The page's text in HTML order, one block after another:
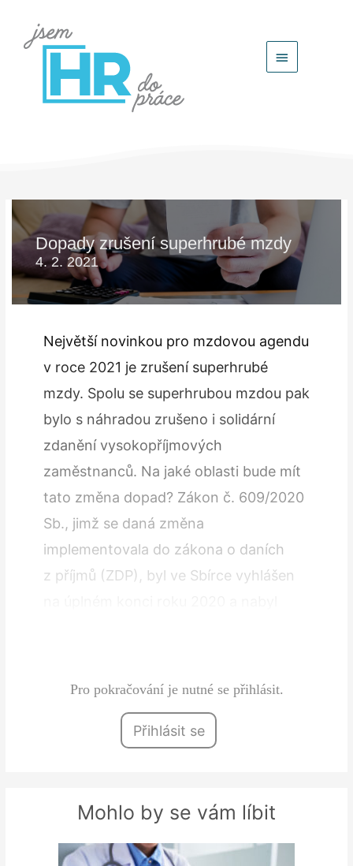
Hlavní
Dopady zrušení superhrubé mzdy
4. 2. 2021
Největší novinkou pro mzdovou agendu
v roce 2021 je zrušení superhrubé
mzdy. Spolu se superhrubou mzdou pak
bylo s náhradou zrušeno i solidární
zdanění vysokopříjmových
zaměstnanců. Na jaké oblasti bude mít
tato změna dopad? Zákon č. 609/2020
Sb., jimž se daná změna
implementovala do zákona o daních
z příjmů (ZDP), byl ve Sbírce vyhlášen
Pro pokračování je nutné se přihlásit.
Přihlásit se
Mohlo by se vám líbit